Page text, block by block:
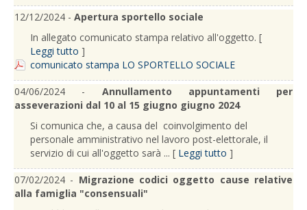
12/12/2024 - Apertura sportello sociale
In allegato comunicato stampa relativo all'oggetto. [
Leggi tutto ]
comunicato stampa LO SPORTELLO SOCIALE
04/06/2024 - Annullamento appuntamenti per
asseverazioni dal 10 al 15 giugno giugno 2024
Si comunica che, a causa del coinvolgimento del
personale amministrativo nel lavoro post-elettorale, il
servizio di cui all'oggetto sarà ... [ Leggi tutto ]
07/02/2024 - Migrazione codici oggetto cause relative
alla famiglia "consensuali"